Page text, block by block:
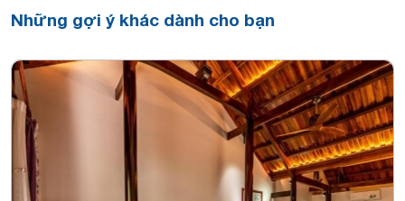
Những gợi ý khác dành cho bạn